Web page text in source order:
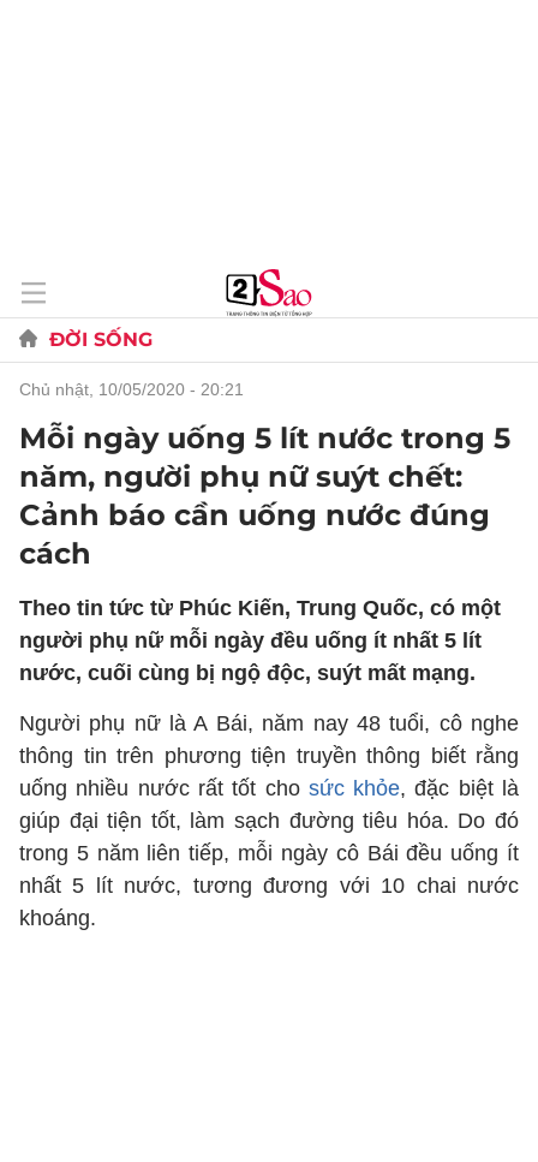
ĐỜI SỐNG
chủ nhật, 10/05/2020 - 20:21
Mỗi ngày uống 5 lít nước trong 5
năm, người phụ nữ suýt chết:
Cảnh báo cần uống nước đúng
cách
Theo tin tức từ Phúc Kiến, Trung Quốc, có một
người phụ nữ mỗi ngày đều uống ít nhất 5 lít
nước, cuối cùng bị ngộ độc, suýt mất mạng.
Người phụ nữ là A Bái, năm nay 48 tuổi, cô nghe
thông tin trên phương tiện truyền thông biết rằng
uống nhiều nước rất tốt cho sức khỏe, đặc biệt là
giúp đại tiện tốt, làm sạch đường tiêu hóa. Do đó
trong 5 năm liên tiếp, mỗi ngày cô Bái đều uống ít
nhất 5 lít nước, tương đương với 10 chai nước
khoáng.